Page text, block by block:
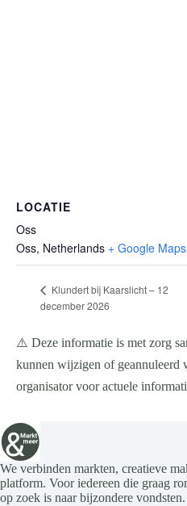
LOCATIE
Oss
Oss, Netherlands + Google Maps
Klundert bij Kaarslicht – 12
december 2026
⚠️ Deze informatie is met zorg
kunnen wijzigen of geannuleerd
organisator voor actuele
We verbinden markten, creatieve
platform. Voor iedereen die graag
op zoek is naar bijzondere vondsten.